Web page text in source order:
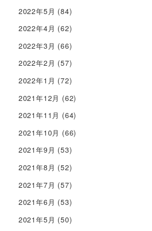
2022年5月 (84)
2022年4月 (62)
2022年3月 (66)
2022年2月 (57)
2022年1月 (72)
2021年12月 (62)
2021年11月 (64)
2021年10月 (66)
2021年9月 (53)
2021年8月 (52)
2021年7月 (57)
2021年6月 (53)
2021年5月 (50)